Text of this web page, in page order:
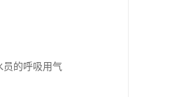
员的呼吸用气